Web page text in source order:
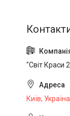
"Світ Краси
Київ, Україна